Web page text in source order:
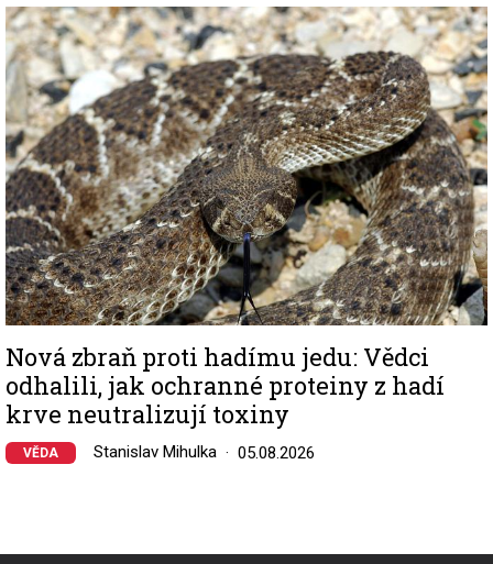
Image
Nová zbraň proti hadímu jedu: Vědci
odhalili, jak ochranné proteiny z hadí
krve neutralizují toxiny
VĚDA Stanislav Mihulka 05.08.2026